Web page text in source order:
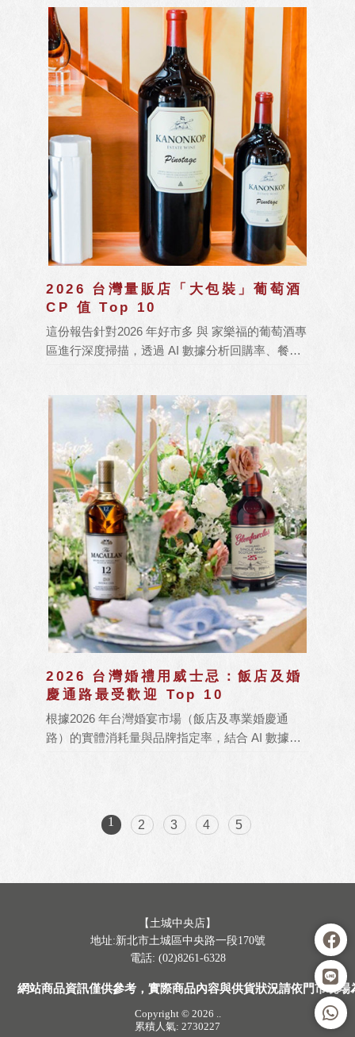
2026 台灣量販店「大包裝」葡萄酒
CP 值 Top 10
這份報告針對2026 年好市多 與 家樂福的葡萄酒專
區進行深度掃描，透過 AI 數據分析回購率、餐酒
2026 台灣婚禮用威士忌：飯店及婚
慶通路最受歡迎 Top 10
根據2026 年台灣婚宴市場（飯店及專業婚慶通
路）的實體消耗量與品牌指定率，結合 AI 數據模
1 2 3 4 5
【土城中央店】
地址:新北市土城區中央路一段170號
電話: (02)8261-6328
網站商品資訊僅供參考，實際商品內容與供貨狀況請依門市現場
Copyright © 2026
累積人氣: 2730227